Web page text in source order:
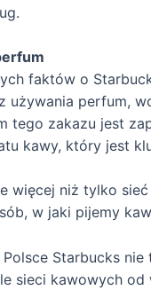
faktów o
używania perfum,
tego zakazu jest
kawy, który jest
więcej niż tylko
w jaki pijemy
Starbucks
sieci kawowych